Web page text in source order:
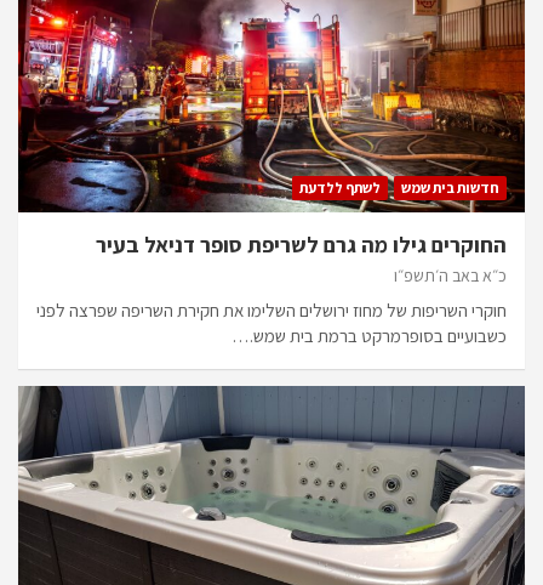
חדשות בית שמש לשתף ללדעת
החוקרים גילו מה גרם לשריפת סופר דניאל בעיר
כ״א באב ה׳תשפ״ו
חוקרי השריפות של מחוז ירושלים השלימו את חקירת השריפה שפרצה לפני
כשבועיים בסופרמרקט ברמת בית שמש.…